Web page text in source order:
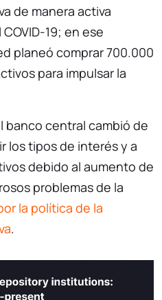
de manera activa
19; en ese
planeó comprar 700.000
para impulsar la
banco central cambió de
los tipos de interés y a
debido al aumento de
problemas de la
la política de la
.